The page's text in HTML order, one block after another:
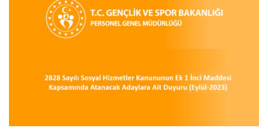
Genç Bilgi
Sistemi
Spor Bilgi
Kredi/Yurt
Ödeme
Sorgula
Yattı mı?